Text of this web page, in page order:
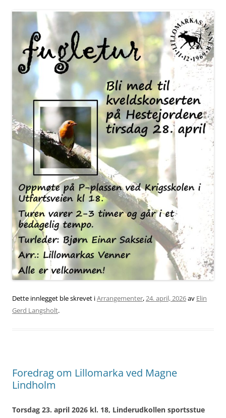
Dette innlegget ble skrevet iArrangementer,24. april, 2026av Elin
Gerd Langsholt.
Foredrag om Lillomarka ved Magne
Lindholm
Torsdag 23. april 2026 kl. 18, Linderudkollen sportsstue